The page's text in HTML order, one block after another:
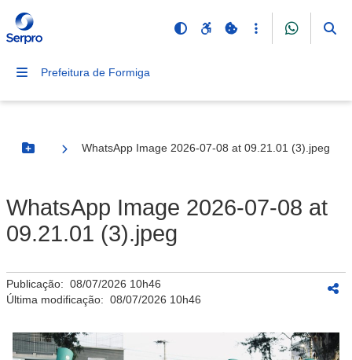
Prefeitura de Formiga
Botão Menu
WhatsApp Image 2026-07-08 at 09.21.01 (3).jpeg
WhatsApp Image 2026-07-08 at
09.21.01 (3).jpeg
Publicação: 08/07/2026 10h46
Última modificação: 08/07/2026 10h46